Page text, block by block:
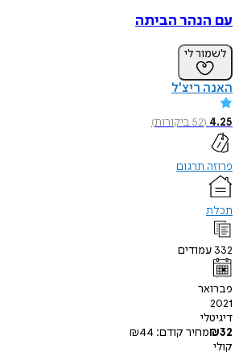
עם הנהר הביתה
לשמור לי
האנה ריצ'ל
4.25
(
52ביקורות)
פרוזה תרגום
תכלת
332 עמודים
פברואר
2021
דיגיטלי
₪32 מחיר קודם: ₪44
קולי